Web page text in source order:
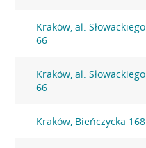
Kraków, al. Słowackiego
66
Kraków, al. Słowackiego
66
Kraków, Bieńczycka 168